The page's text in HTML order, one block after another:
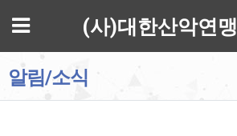
메뉴 (사)대한산악연맹
알림/소식